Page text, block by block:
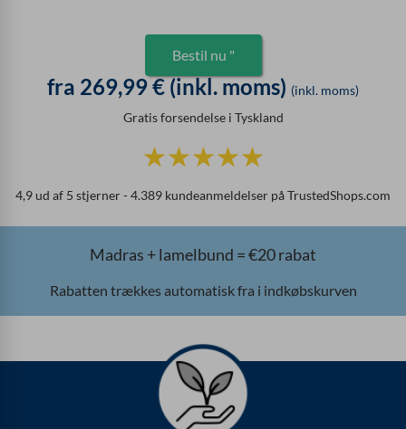
Bestil nu "
fra 269,99 € (inkl. moms) (inkl. moms)
Gratis forsendelse i Tyskland
☆☆☆☆☆
d
m
t
e
d
,
4,9 ud af 5 stjerner - 4.389 kundeanmeldelser på TrustedShops.com
Madras + lamelbund = €20 rabat
Rabatten trækkes automatisk fra i indkøbskurven